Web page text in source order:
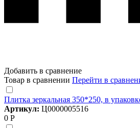
Добавить в сравнение
Товар в сравнении Перейти в
Плитка зеркальная 350*250, в
Артикул: Ц0000005516
0 Р